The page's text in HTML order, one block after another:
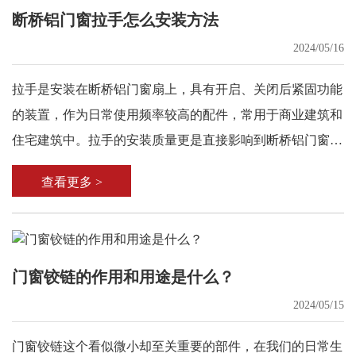
断桥铝门窗拉手怎么安装方法
2024/05/16
拉手是安装在断桥铝门窗扇上，具有开启、关闭后紧固功能
的装置，作为日常使用频率较高的配件，常用于商业建筑和
住宅建筑中。拉手的安装质量更是直接影响到断桥铝门窗的
使用体验。
查看更多 >
门窗铰链的作用和用途是什么？
2024/05/15
门窗铰链这个看似微小却至关重要的部件，在我们的日常生